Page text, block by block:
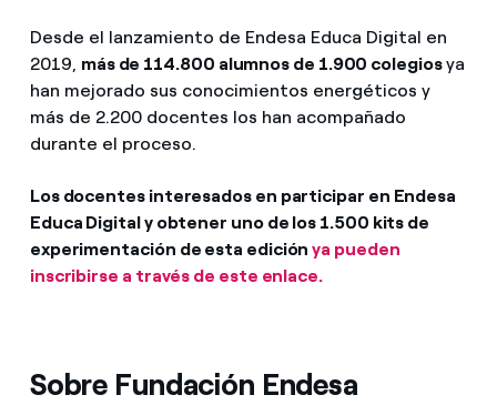
Desde el lanzamiento de Endesa Educa Digital en
2019, más de 114.800 alumnos de 1.900 colegiosya
han mejorado sus conocimientos energéticos y
más de 2.200 docentes los han acompañado
durante el proceso.
Los docentes interesados en participar en Endesa
Educa Digital y obtener uno de los 1.500 kits de
experimentación de esta ediciónya pueden
inscribirse a través de este enlace.
Sobre Fundación Endesa